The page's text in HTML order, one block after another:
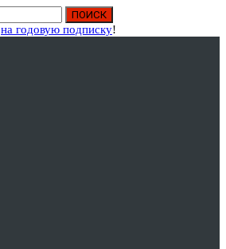
на годовую подписку!